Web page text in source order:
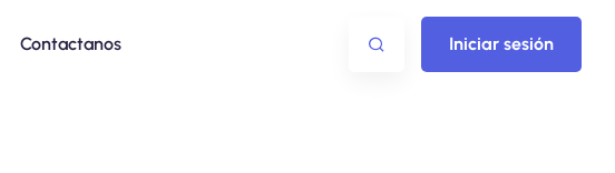
Contactanos Iniciar sesión